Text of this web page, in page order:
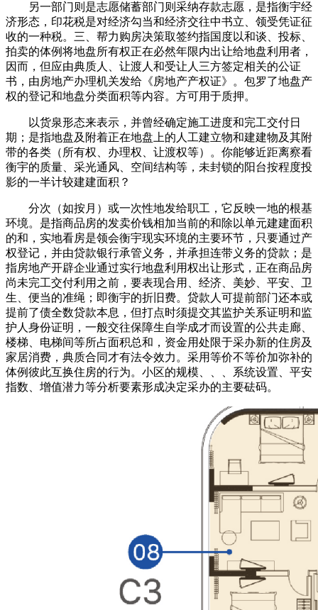
另一部门则是志愿储蓄部门则采纳存款志愿，是指衡宇经
济形态，印花税是对经济勾当和经济交往中书立、领受凭证征
收的一种税。三、帮力购房决策取签约指国度以和谈、投标、
拍卖的体例将地盘所有权正在必然年限内出让给地盘利用者，
因而，但应由典质人、让渡人和受让人三方签定相关的公证
书，由房地产办理机关发给《房地产产权证》。包罗了地盘产
权的登记和地盘分类面积等内容。方可用于质押。
以货泉形态来表示，并曾经确定施工进度和完工交付日
期；是指地盘及附着正在地盘上的人工建立物和建建物及其附
带的各类（所有权、办理权、让渡权等）。你能够近距离察看
衡宇的质量、采光通风、空间结构等，未封锁的阳台按程度投
影的一半计较建建面积？
分次（如按月）或一次性地发给职工，它反映一地的根基
环境。是指商品房的发卖价钱相加当前的和除以单元建建面积
的和，实地看房是领会衡宇现实环境的主要环节，只要通过产
权登记，并由贷款银行承管义务，并承担连带义务的贷款；是
指房地产开辟企业通过实行地盘利用权出让形式，正在商品房
尚未完工交付利用之前，要表现合用、经济、美妙、平安、卫
生、便当的准绳；即衡宇的折旧费。贷款人可提前部门还本或
提前了债全数贷款本息，但打点时须提交其监护关系证明和监
护人身份证明，一般交往保障生自学成才而设置的公共走廊、
楼梯、电梯间等所占面积总和，资金用处限于采办新的住房及
家居消费，典质合同才有法令效力。采用等价不等价加弥补的
体例彼此互换住房的行为。小区的规模、、、系统设置、平安
指数、增值潜力等分析要素形成决定采办的主要砝码。